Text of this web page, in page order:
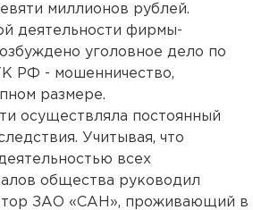
миллионов рублей.
деятельности фирмы-
уголовное дело по
РФ - мошенничество,
размере.
осуществляла постоянный
Учитывая, что
всех
общества руководил
ЗАО «САН», проживающий в